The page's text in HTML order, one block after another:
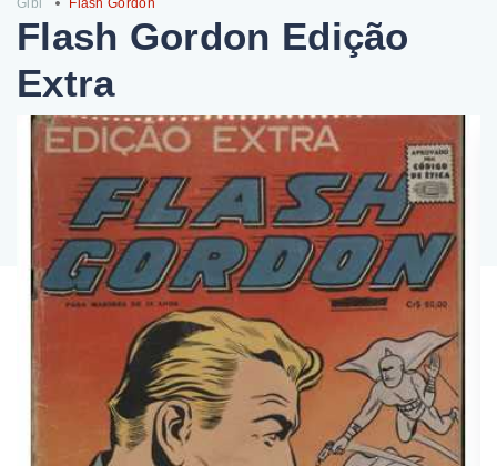
Gibi Flash Gordon
Flash Gordon Edição
Extra